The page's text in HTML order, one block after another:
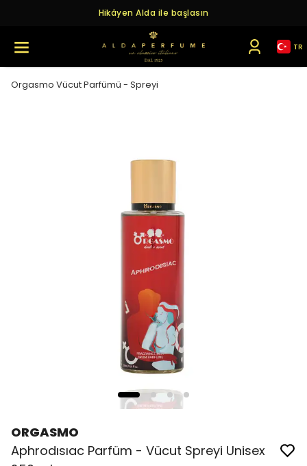
Hikâyen Alda ile başlasın
TR
Orgasmo Vücut Parfümü - Spreyi
ORGASMO
Aphrodısıac Parfüm - Vücut Spreyi Unisex